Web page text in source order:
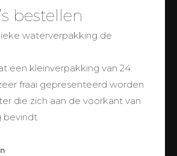
bestellen
waterverpakking de
een kleinverpakking van 24
fraai gepresenteerd worden
die zich aan de voorkant van
bevindt.